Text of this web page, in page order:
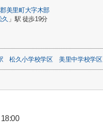
美里町大字木部
久 」駅 徒歩19分
松久小学校学区 美里中学校学区